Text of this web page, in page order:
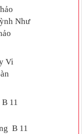
Như
Vi
B 11
B 11